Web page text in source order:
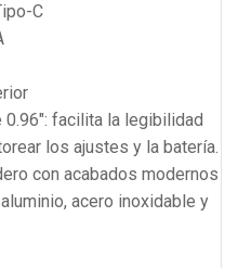
C
0.96″: facilita la legibilidad
los ajustes y la batería.
con acabados modernos
acero inoxidable y